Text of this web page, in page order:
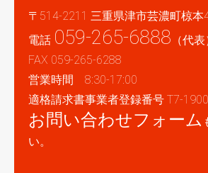
〒514-2211 三重県津市芸濃町椋本
電話 059-265-6888 （代表
FAX 059-265-6288
営業時間 8:30-17:00
適格請求書事業者登録番号 T7-
お問い合わせフォーム
い。